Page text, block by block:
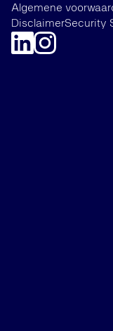
Algemene
DisclaimerSecurity